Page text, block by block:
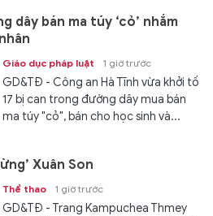
dây bán ma túy ‘cỏ’ nhắm
Giáo dục pháp luật 1 giờ trước
GD&TĐ - Công an Hà Tĩnh vừa khởi tố
17 bị can trong đường dây mua bán
ma túy "cỏ", bán cho học sinh và...
Xuân Son
Thể thao 1 giờ trước
GD&TĐ - Trang Kampuchea Thmey